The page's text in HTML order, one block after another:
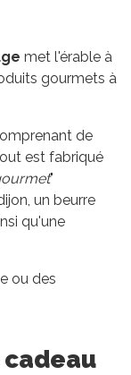
met l'érable à
gourmets à
de
est fabriqué
"
un beurre
qu'une
ou des